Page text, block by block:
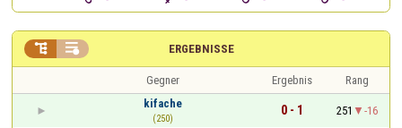
ERGEBNISSE
 
Gegner Ergebnis
Rang
kifache
(250)
0 - 1 251
-16